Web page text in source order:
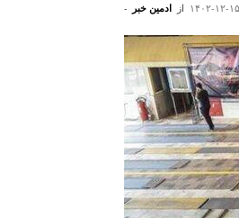
از ادمین خبر - ۱۴۰۲-۱۲-۱۵